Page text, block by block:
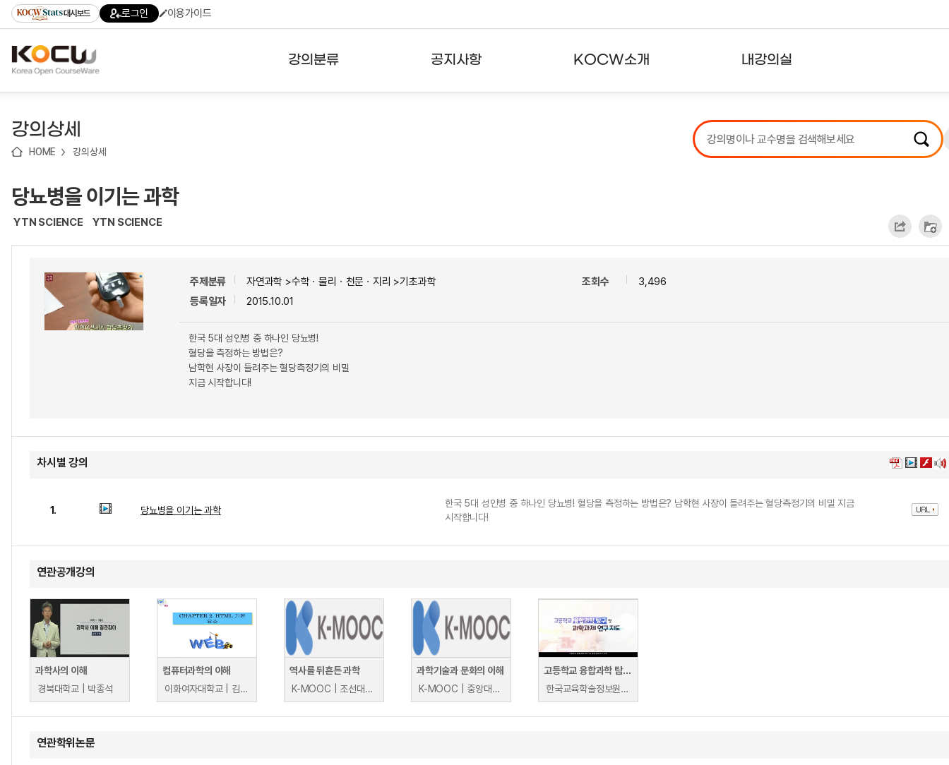
기
기
기
content)
가
대시보드 로그인 이용가이드
강의분류 공지사항 KOCW소개 내강의실
강의리스트
수강확인증강의
강의상세
HOME 강의상세
당뇨병을 이기는 과학
YTN SCIENCE YTN SCIENCE
주제분류
자연과학 >수학ㆍ물리ㆍ천문ㆍ지리 >기초과학
등록일자
2015.10.01
조회수 3,496
한국 5대 성인병 중 하나인 당뇨병!
혈당을 측정하는 방법은?
남학현 사장이 들려주는 혈당측정기의 비밀
지금 시작합니다!
차시별 강의
1. 당뇨병을 이기는 과학
한국 5대 성인병 중 하나인 당뇨병! 혈당을 측정하는 방법은? 남학현 사장이 들려주는 혈당측정기의 비밀 지금
시작합니다!
연관공개강의
과학사의 이해
경북대학교 | 박종석
컴퓨터과학의 이해
이화여자대학교 | 김동성
역사를 뒤흔든 과학
K-MOOC | 조선대학교 손정선, 이영란
과학기술과 문화의 이해
K-MOOC | 중앙대학교 최현철
고등학교 융합과학 탐구 및 과학과제 연구 지도방법
한국교육학술정보원 | 한국교육학술정보원
연관학위논문